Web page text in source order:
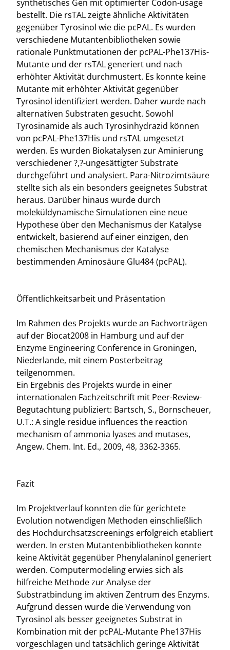
synthetisches Gen mit optimierter Codon-usage
bestellt. Die rsTAL zeigte ähnliche Aktivitäten
gegenüber Tyrosinol wie die pcPAL. Es wurden
verschiedene Mutantenbibliotheken sowie
rationale Punktmutationen der pcPAL-Phe137His-
Mutante und der rsTAL generiert und nach
erhöhter Aktivität durchmustert. Es konnte keine
Mutante mit erhöhter Aktivität gegenüber
Tyrosinol identifiziert werden. Daher wurde nach
alternativen Substraten gesucht. Sowohl
Tyrosinamide als auch Tyrosinhydrazid können
von pcPAL-Phe137His und rsTAL umgesetzt
werden. Es wurden Biokatalysen zur Aminierung
verschiedener ?,?-ungesättigter Substrate
durchgeführt und analysiert. Para-Nitrozimtsäure
stellte sich als ein besonders geeignetes Substrat
heraus. Darüber hinaus wurde durch
moleküldynamische Simulationen eine neue
Hypothese über den Mechanismus der Katalyse
entwickelt, basierend auf einer einzigen, den
chemischen Mechanismus der Katalyse
bestimmenden Aminosäure Glu484 (pcPAL).
Öffentlichkeitsarbeit und Präsentation
Im Rahmen des Projekts wurde an Fachvorträgen
auf der Biocat2008 in Hamburg und auf der
Enzyme Engineering Conference in Groningen,
Niederlande, mit einem Posterbeitrag
teilgenommen.
Ein Ergebnis des Projekts wurde in einer
internationalen Fachzeitschrift mit Peer-Review-
Begutachtung publiziert: Bartsch, S., Bornscheuer,
U.T.: A single residue influences the reaction
mechanism of ammonia lyases and mutases,
Angew. Chem. Int. Ed., 2009, 48, 3362-3365.
Fazit
Im Projektverlauf konnten die für gerichtete
Evolution notwendigen Methoden einschließlich
des Hochdurchsatzscreenings erfolgreich etabliert
werden. In ersten Mutantenbibliotheken konnte
keine Aktivität gegenüber Phenylalaninol generiert
werden. Computermodeling erwies sich als
hilfreiche Methode zur Analyse der
Substratbindung im aktiven Zentrum des Enzyms.
Aufgrund dessen wurde die Verwendung von
Tyrosinol als besser geeignetes Substrat in
Kombination mit der pcPAL-Mutante Phe137His
vorgeschlagen und tatsächlich geringe Aktivität